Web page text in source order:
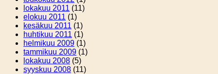
lokakuu 2011 (11)
elokuu 2011 (1)
kesäkuu 2011 (1)
huhtikuu 2011 (1)
helmikuu 2009 (1)
tammikuu 2009 (1)
lokakuu 2008 (5)
syyskuu 2008 (11)